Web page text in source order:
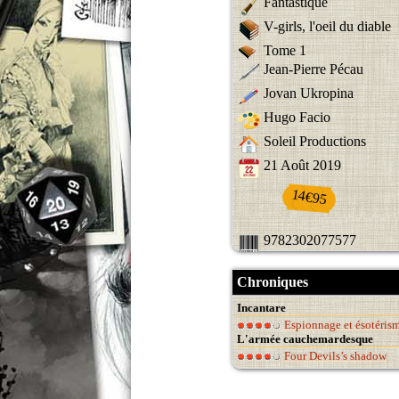
V-girls, l'oeil du diable
Tome 1
Jean-Pierre Pécau
Jovan Ukropina
Hugo Facio
Soleil Productions
21 Août 2019
14€95
9782302077577
Chroniques
Incantare
Espionnage et
L'armée cauchemardesque
Four Devils’s shadow